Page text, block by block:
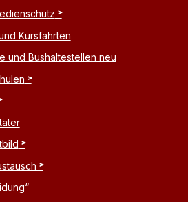
Kursfahrten
und Bushaltestellen neu